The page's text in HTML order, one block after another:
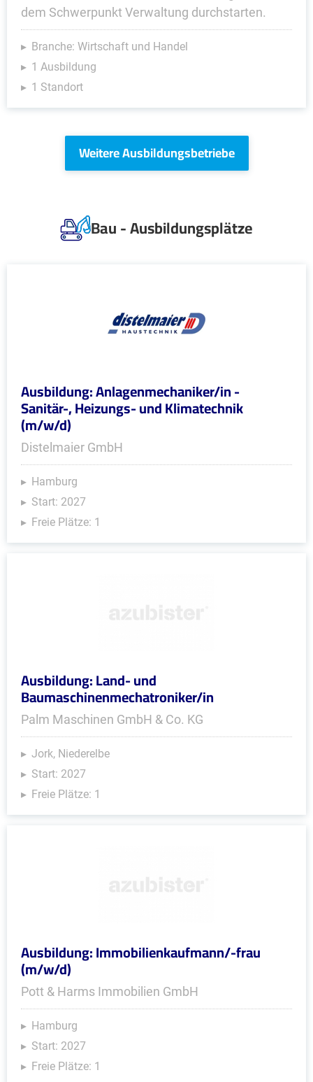
dem Schwerpunkt Verwaltung durchstarten.
Branche: Wirtschaft und Handel
1 Ausbildung
1 Standort
Weitere Ausbildungsbetriebe
Bau - Ausbildungsplätze
Ausbildung: Anlagenmechaniker/in -
Sanitär-, Heizungs- und Klimatechnik
(m/w/d)
Distelmaier GmbH
Hamburg
Start: 2027
Freie Plätze: 1
Ausbildung: Land- und
Baumaschinenmechatroniker/in
Palm Maschinen GmbH & Co. KG
Jork, Niederelbe
Start: 2027
Freie Plätze: 1
Ausbildung: Immobilienkaufmann/-frau
(m/w/d)
Pott & Harms Immobilien GmbH
Hamburg
Start: 2027
Freie Plätze: 1